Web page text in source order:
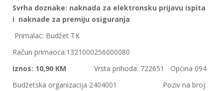
Svrha doznake: naknada za elektronsku prijavu ispita
i naknade za premiju osiguranja
Primalac: Budžet TK
Račun primaoca:1321000256000080
Iznos: 10,90 KM
Vrsta prihoda: 722651 Općina 094
Budžetska organizacija 2404001 Poziv na broj: